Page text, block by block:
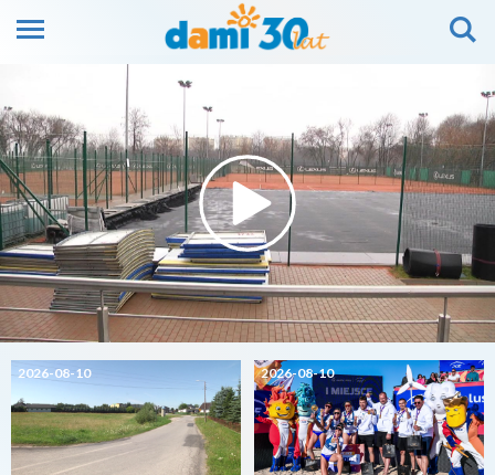
2026-08-10 2026-08-10